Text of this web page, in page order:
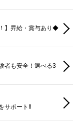
】昇給・賞与あり◆
者も安全！選べる3
サポート‼